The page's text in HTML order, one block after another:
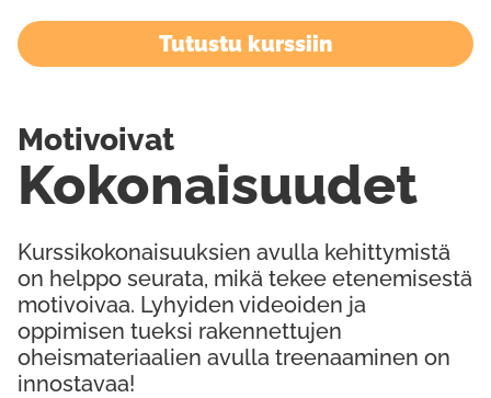
Tutustu kurssiin
Kurssikokonaisuuksien avulla kehittymistä
on helppo seurata, mikä tekee etenemisestä
motivoivaa. Lyhyiden videoiden ja
oppimisen tueksi rakennettujen
oheismateriaalien avulla treenaaminen on
innostavaa!
Kokonaisuudet
Motivoivat